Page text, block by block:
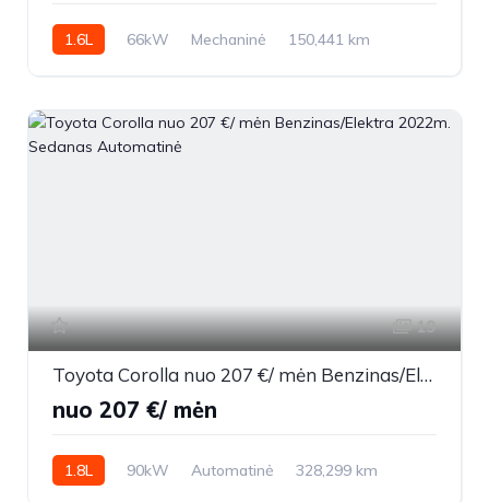
1.6L 66kW Mechaninė
150,441 km
19
Toyota Corolla nuo 207 €/ mėn Benzinas/Elektra 2022m. Sedanas Automatinė
nuo 207 €/ mėn
1.8L 90kW Automatinė
328,299 km